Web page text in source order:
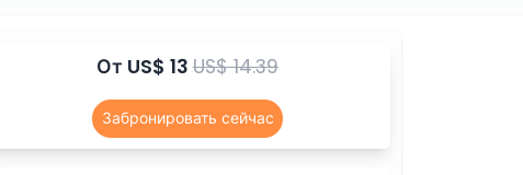
От US$ 13US$ 14.39
Забронировать сейчас